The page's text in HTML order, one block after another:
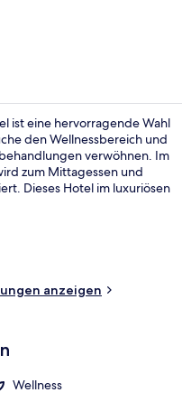
ist eine hervorragende Wahl
den Wellnessbereich und
verwöhnen. Im
zum Mittagessen und
Dieses Hotel im luxuriösen
anzeigen
Wellness